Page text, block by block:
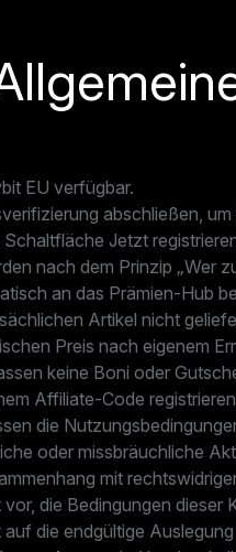
EU verfügbar.
abschließen,
Jetzt
nach dem Prinzip „Wer
an das Prämien-Hub
Artikel nicht
Preis nach eigenem
keine Boni oder
Affiliate-Code
die
oder missbräuchliche
mit
die Bedingungen
die endgültige